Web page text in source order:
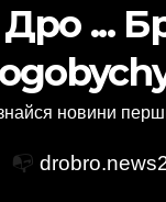
...
новини
📭